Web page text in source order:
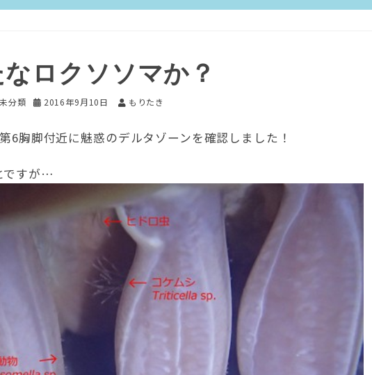
ロクソソマか？
未分類 2016年9月10日 もりたき
6胸脚付近に魅惑のデルタゾーンを確認しました！
ですが…